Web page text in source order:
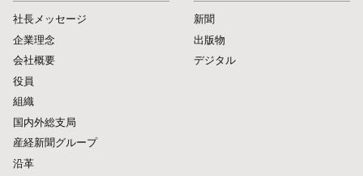
社長メッセージ
企業理念
会社概要
役員
組織
国内外総支局
産経新聞グループ
沿革
新聞
出版物
デジタル